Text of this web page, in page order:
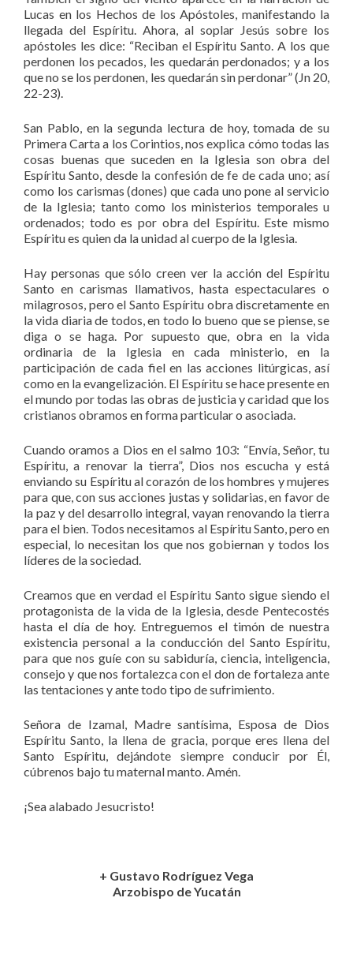
Lucas en los Hechos de los Apóstoles, manifestando la
llegada del Espíritu. Ahora, al soplar Jesús sobre los
apóstoles les dice: “Reciban el Espíritu Santo. A los que
perdonen los pecados, les quedarán perdonados; y a los
que no se los perdonen, les quedarán sin perdonar” (Jn 20,
22-23).
San Pablo, en la segunda lectura de hoy, tomada de su
Primera Carta a los Corintios, nos explica cómo todas las
cosas buenas que suceden en la Iglesia son obra del
Espíritu Santo, desde la confesión de fe de cada uno; así
como los carismas (dones) que cada uno pone al servicio
de la Iglesia; tanto como los ministerios temporales u
ordenados; todo es por obra del Espíritu. Este mismo
Espíritu es quien da la unidad al cuerpo de la Iglesia.
Hay personas que sólo creen ver la acción del Espíritu
Santo en carismas llamativos, hasta espectaculares o
milagrosos, pero el Santo Espíritu obra discretamente en
la vida diaria de todos, en todo lo bueno que se piense, se
diga o se haga. Por supuesto que, obra en la vida
ordinaria de la Iglesia en cada ministerio, en la
participación de cada fiel en las acciones litúrgicas, así
como en la evangelización. El Espíritu se hace presente en
el mundo por todas las obras de justicia y caridad que los
cristianos obramos en forma particular o asociada.
Cuando oramos a Dios en el salmo 103: “Envía, Señor, tu
Espíritu, a renovar la tierra”, Dios nos escucha y está
enviando su Espíritu al corazón de los hombres y mujeres
para que, con sus acciones justas y solidarias, en favor de
la paz y del desarrollo integral, vayan renovando la tierra
para el bien. Todos necesitamos al Espíritu Santo, pero en
especial, lo necesitan los que nos gobiernan y todos los
líderes de la sociedad.
Creamos que en verdad el Espíritu Santo sigue siendo el
protagonista de la vida de la Iglesia, desde Pentecostés
hasta el día de hoy. Entreguemos el timón de nuestra
existencia personal a la conducción del Santo Espíritu,
para que nos guíe con su sabiduría, ciencia, inteligencia,
consejo y que nos fortalezca con el don de fortaleza ante
las tentaciones y ante todo tipo de sufrimiento.
Señora de Izamal, Madre santísima, Esposa de Dios
Espíritu Santo, la llena de gracia, porque eres llena del
Santo Espíritu, dejándote siempre conducir por Él,
cúbrenos bajo tu maternal manto. Amén.
¡Sea alabado Jesucristo!
+ Gustavo Rodríguez Vega
Arzobispo de Yucatán